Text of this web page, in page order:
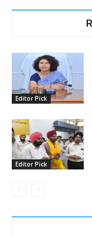
Editor Pick
Editor Pick